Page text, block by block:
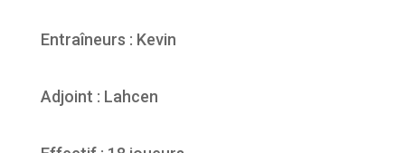
Entraîneurs : Kevin
Adjoint : Lahcen